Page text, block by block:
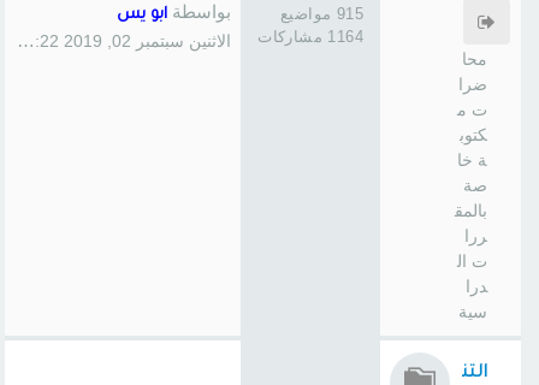
س
محا
ضرا
ت م
كتوب
ة خا
صة
بالمق
ررا
ت ال
درا
سية
915 مواضيع
1164 مشاركات
بواسطة ابو يس
الاثنين سبتمبر 02, 2019 1:22 pm
التن